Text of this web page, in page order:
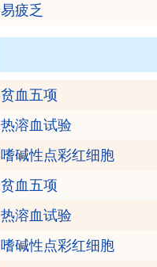
易疲乏
贫血五项
热溶血试验
嗜碱性点彩红细胞
贫血五项
热溶血试验
嗜碱性点彩红细胞